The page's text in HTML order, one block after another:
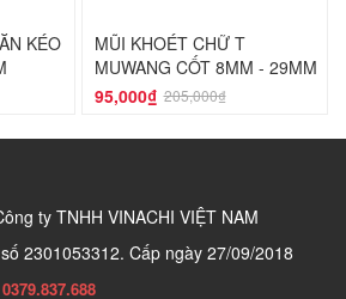
KÉO
MŨI KHOÉT CHỮ T
MUWANG CỐT 8MM - 29MM
95,000₫ 205,000₫
ty TNHH VINACHI VIỆT NAM
2301053312. Cấp ngày 27/09/2018
0379.837.688